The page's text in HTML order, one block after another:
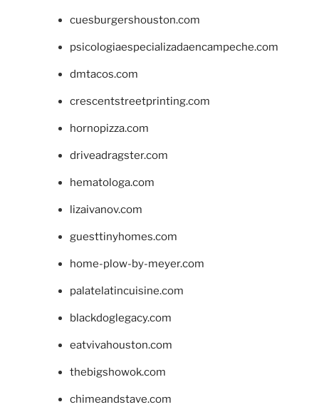
cuesburgershouston.com
psicologiaespecializadaencampeche.com
dmtacos.com
crescentstreetprinting.com
hornopizza.com
driveadragster.com
hematologa.com
lizaivanov.com
guesttinyhomes.com
home-plow-by-meyer.com
palatelatincuisine.com
blackdoglegacy.com
eatvivahouston.com
thebigshowok.com
chimeandstave.com